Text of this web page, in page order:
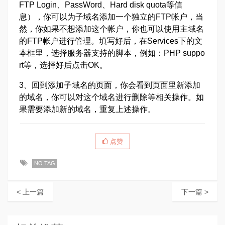
FTP Login、PassWord、Hard disk quota等信
息），你可以为子域名添加一个独立的FTP帐户，当
然，你如果不想添加这个帐户，你也可以使用主域名
的FTP帐户进行管理。填写好后，在Services下的文
本框里，选择服务器支持的脚本，例如：PHP suppo
rt等，选择好后点击OK。
3、回到添加子域名的页面，你会看到页面里新添加
的域名，你可以对这个域名进行删除等相关操作。如
果需要添加新的域名，重复上述操作。
点赞
NO TAG
< 上一篇 下一篇 >